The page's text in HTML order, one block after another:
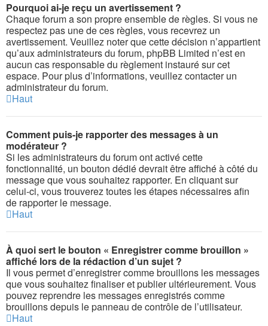
Pourquoi ai-je reçu un avertissement ?
Chaque forum a son propre ensemble de règles. Si vous ne
respectez pas une de ces règles, vous recevrez un
avertissement. Veuillez noter que cette décision n’appartient
qu’aux administrateurs du forum, phpBB Limited n’est en
aucun cas responsable du règlement instauré sur cet
espace. Pour plus d’informations, veuillez contacter un
administrateur du forum.
Haut
Comment puis-je rapporter des messages à un
modérateur ?
Si les administrateurs du forum ont activé cette
fonctionnalité, un bouton dédié devrait être affiché à côté du
message que vous souhaitez rapporter. En cliquant sur
celui-ci, vous trouverez toutes les étapes nécessaires afin
de rapporter le message.
Haut
À quoi sert le bouton « Enregistrer comme brouillon »
affiché lors de la rédaction d’un sujet ?
Il vous permet d’enregistrer comme brouillons les messages
que vous souhaitez finaliser et publier ultérieurement. Vous
pouvez reprendre les messages enregistrés comme
brouillons depuis le panneau de contrôle de l’utilisateur.
Haut